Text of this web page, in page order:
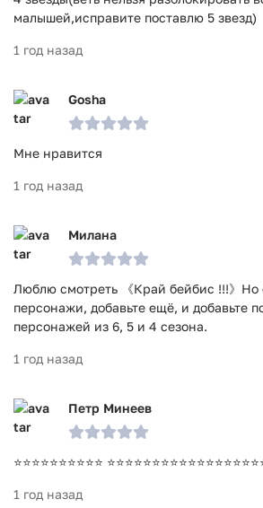
малышей,исправите поставлю 5 звезд)
1 год назад
Gosha
Мне нравится
1 год назад
Милана
Люблю смотреть 《Край бейбис !!!》Но
персонажи, добавьте ещё, и добавьте
персонажей из 6, 5 и 4 сезона.
1 год назад
Петр Минеев
⭐⭐⭐⭐⭐⭐⭐⭐⭐⭐
1 год назад